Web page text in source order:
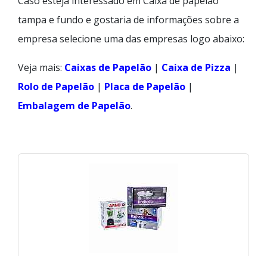
tampa e fundo e gostaria de informações sobre a
empresa selecione uma das empresas logo abaixo:
Veja mais: Caixas de Papelão | Caixa de Pizza |
Rolo de Papelão | Placa de Papelão |
Embalagem de Papelão.